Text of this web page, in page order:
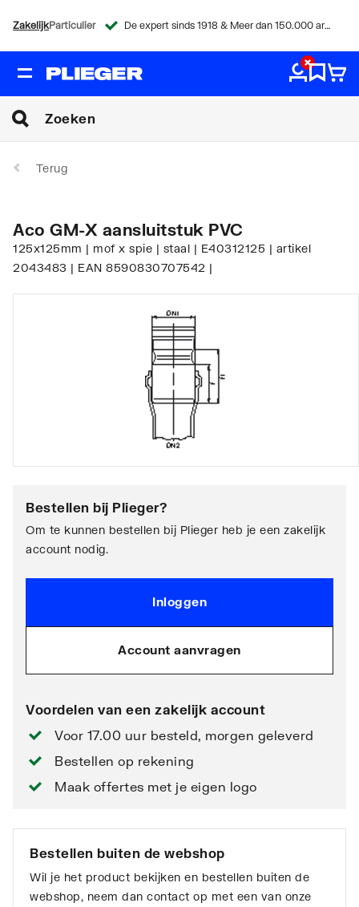
ZakelijkParticulier De expert sinds 1918 & Meer dan 150.000 artikelen
Terug
Aco GM-X aansluitstuk PVC
125x125mm | mof x spie | staal | E40312125 | artikel
2043483 | EAN 8590830707542 |
Bestellen bij Plieger?
Om te kunnen bestellen bij Plieger heb je een zakelijk
account nodig.
Inloggen
Account aanvragen
Voordelen van een zakelijk account
Voor 17.00 uur besteld, morgen geleverd
Bestellen op rekening
Maak offertes met je eigen logo
Bestellen buiten de webshop
Wil je het product bekijken en bestellen buiten de
webshop, neem dan contact op met een van onze